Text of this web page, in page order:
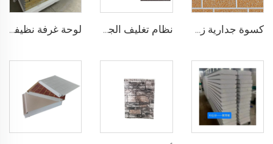
كسوة جدارية زخرفية من البولي يوريثين على شكل الطوب الاصطناعي المقاوم للحريق، ألواح ساندويشية من رغوة البولي يوريثين مع عزل حراري، ألواح معدنية ساندويشية بدون فواصل نظام تغليف الجدران الخارجية eps العزل الحراري الخارجي الزخرفي الألواح الجانبية المعدنية qigong لوحة غرفة نظيفة من صوف الصخور، لوحة رغوة عازلة للحرارة مقاومة للحريق، عازلة للصوت، مضادة للغبار، لوحة تنقية للمصنع